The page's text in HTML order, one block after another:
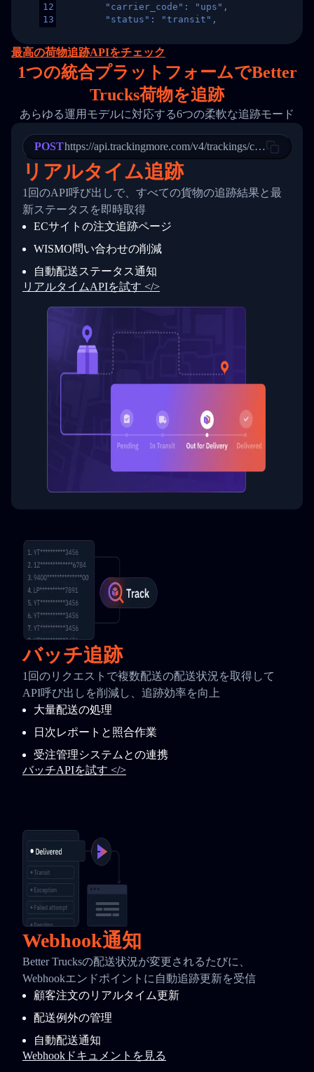
12
13
15
16
17
20
21
22
23
24
25
26
27
28
29
30
31
33
34
        "carrier_code": "ups",
        "status": "transit",
"destination_country": "United
        "itemTimeLength": 2,
        "weblink": "",
        "phone": null,
        "trackinfo": [
          {
            "Date": "2017-03-08 04: 22: 00",
"StatusDescription": "Departed
"Details": "Departed Facility
          },
          {
            "Date": "2017-03-06 15:28:00",
"StatusDescription": "Shipment
"Details": "BEIJING-
          }
        ]
      }
  }
}
最高の荷物追跡APIをチェック
1つの統合プラットフォームでBetter
Trucks荷物を追跡
あらゆる運用モデルに対応する6つの柔軟な追跡モード
POSThttps://api.trackingmore.com/v4/trackings/create
リアルタイム追跡
1回のAPI呼び出しで、すべての貨物の追跡結果と最
新ステータスを即時取得
ECサイトの注文追跡ページ
WISMO問い合わせの削減
自動配送ステータス通知
リアルタイムAPIを試す </>
バッチ追跡
1回のリクエストで複数配送の配送状況を取得して
API呼び出しを削減し、追跡効率を向上
大量配送の処理
日次レポートと照合作業
受注管理システムとの連携
バッチAPIを試す </>
Webhook通知
Better Trucksの配送状況が変更されるたびに、
Webhookエンドポイントに自動追跡更新を受信
顧客注文のリアルタイム更新
配送例外の管理
自動配送通知
Webhookドキュメントを見る